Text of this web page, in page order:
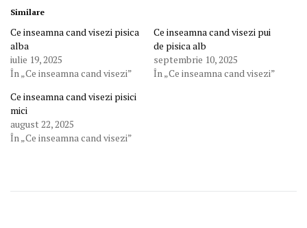
Similare
Ce inseamna cand visezi pisica
alba
iulie 19, 2025
În „Ce inseamna cand visezi”
Ce inseamna cand visezi pui
de pisica alb
septembrie 10, 2025
În „Ce inseamna cand visezi”
Ce inseamna cand visezi pisici
mici
august 22, 2025
În „Ce inseamna cand visezi”